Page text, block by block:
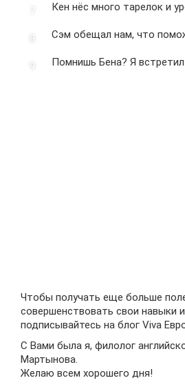
Кен нёс много тарелок и
Сэм обещал нам, что
Помнишь Бена? Я встретил
Чтобы получать еще больше
совершенствовать свои навыки
подписывайтесь на блог Viva
С Вами была я, филолог
Мартынова.
Желаю всем хорошего дня!